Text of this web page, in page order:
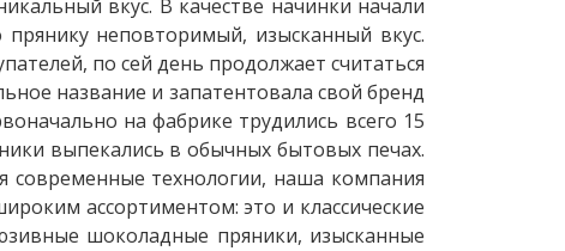
вкус. В качестве начинки начали
неповторимый, изысканный вкус.
по сей день продолжает считаться
название и запатентовала свой бренд
на фабрике трудились всего 15
выпекались в обычных бытовых печах.
современные технологии, наша компания
ассортиментом: это и классические
шоколадные пряники, изысканные